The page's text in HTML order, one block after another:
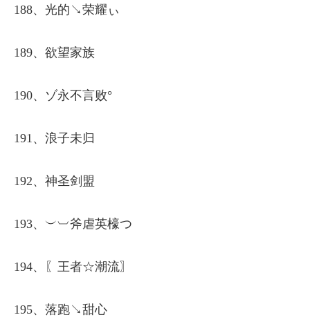
188、光的↘荣耀ぃ
189、欲望家族
190、ゾ永不言败°
191、浪子未归
192、神圣剑盟
193、︶︺斧虐英檺つ
194、〖王者☆潮流〗
195、落跑↘甜心